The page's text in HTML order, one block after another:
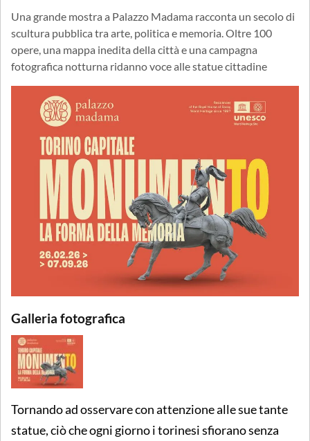
Una grande mostra a Palazzo Madama racconta un secolo di
scultura pubblica tra arte, politica e memoria. Oltre 100
opere, una mappa inedita della città e una campagna
fotografica notturna ridanno voce alle statue cittadine
Galleria fotografica
Tornando ad osservare con attenzione alle sue tante
statue, ciò che ogni giorno i torinesi sfiorano senza